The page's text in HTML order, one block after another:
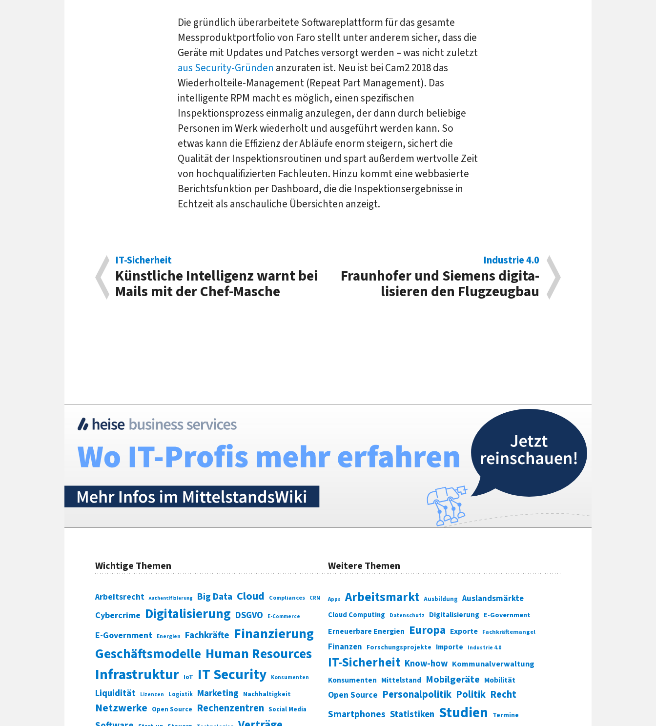
Die gründlich überarbeitete Softwareplattform für das gesamte
Messproduktportfolio von Faro stellt unter anderem sicher, dass die
Geräte mit Updates und Patches versorgt werden – was nicht zuletzt
aus Security-Gründen anzuraten ist. Neu ist bei Cam2 2018 das
Wiederholteile-Management (Repeat Part Management). Das
intelligente RPM macht es möglich, einen spezifischen
Inspektionsprozess einmalig anzulegen, der dann durch beliebige
Personen im Werk wiederholt und ausgeführt werden kann. So
etwas kann die Effizienz der Abläufe enorm steigern, sichert die
Qualität der Inspektionsroutinen und spart außerdem wertvolle Zeit
von hochqualifizierten Fachleuten. Hinzu kommt eine webbasierte
Berichtsfunktion per Dashboard, die die Inspektionsergebnisse in
Echtzeit als anschauliche Übersichten anzeigt.
IT-Sicherheit
Künstliche In­tel­li­genz warnt bei
Mails mit der Chef-Masche
Industrie 4.0
Fraun­hofer und Sie­mens di­gi­ta­
li­sieren den Flugzeugbau
Wichtige Themen
Arbeitsrecht Authentifizierung Big Data Cloud Compliances CRM
Cybercrime Digitalisierung DSGVO E-Commerce
E-Government Energien Fachkräfte Finanzierung
Geschäftsmodelle Human Resources
Infrastruktur IoT IT Security Konsumenten
Liquidität Lizenzen Logistik Marketing Nachhaltigkeit
Netzwerke Open Source Rechenzentren Social Media
Weitere Themen
Apps Arbeitsmarkt Ausbildung Auslandsmärkte
Cloud Computing Datenschutz Digitalisierung E-Government
Erneuerbare Energien Europa Exporte Fachkräftemangel
Finanzen Forschungsprojekte Importe Industrie 4.0
IT-Sicherheit Know-how Kommunalverwaltung
Konsumenten Mittelstand Mobilgeräte Mobilität
Open Source Personalpolitik Politik Recht
Smartphones Statistiken Studien Termine